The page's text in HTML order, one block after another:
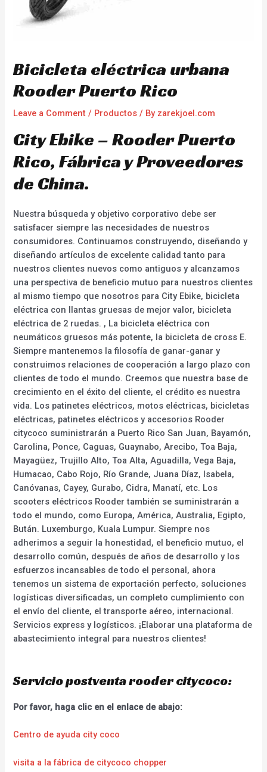
Bicicleta eléctrica urbana
Rooder Puerto Rico
Leave a Comment / Productos / By zarekjoel.com
City Ebike – Rooder Puerto
Rico, Fábrica y Proveedores
de China.
Nuestra búsqueda y objetivo corporativo debe ser
satisfacer siempre las necesidades de nuestros
consumidores. Continuamos construyendo, diseñando y
diseñando artículos de excelente calidad tanto para
nuestros clientes nuevos como antiguos y alcanzamos
una perspectiva de beneficio mutuo para nuestros clientes
al mismo tiempo que nosotros para City Ebike, bicicleta
eléctrica con llantas gruesas de mejor valor, bicicleta
eléctrica de 2 ruedas. , La bicicleta eléctrica con
neumáticos gruesos más potente, la bicicleta de cross E.
Siempre mantenemos la filosofía de ganar-ganar y
construimos relaciones de cooperación a largo plazo con
clientes de todo el mundo. Creemos que nuestra base de
crecimiento en el éxito del cliente, el crédito es nuestra
vida. Los patinetes eléctricos, motos eléctricas, bicicletas
eléctricas, patinetes eléctricos y accesorios Rooder
citycoco suministrarán a Puerto Rico San Juan, Bayamón,
Carolina, Ponce, Caguas, Guaynabo, Arecibo, Toa Baja,
Mayagüez, Trujillo Alto, Toa Alta, Aguadilla, Vega Baja,
Humacao, Cabo Rojo, Río Grande, Juana Díaz, Isabela,
Canóvanas, Cayey, Gurabo, Cidra, Manatí, etc. Los
scooters eléctricos Rooder también se suministrarán a
todo el mundo, como Europa, América, Australia, Egipto,
Bután. Luxemburgo, Kuala Lumpur. Siempre nos
adherimos a seguir la honestidad, el beneficio mutuo, el
desarrollo común, después de años de desarrollo y los
esfuerzos incansables de todo el personal, ahora
tenemos un sistema de exportación perfecto, soluciones
logísticas diversificadas, un completo cumplimiento con
el envío del cliente, el transporte aéreo, internacional.
Servicios express y logísticos. ¡Elaborar una plataforma de
abastecimiento integral para nuestros clientes!
Servicio postventa rooder citycoco:
Por favor, haga clic en el enlace de abajo:
Centro de ayuda city coco
visita a la fábrica de citycoco chopper